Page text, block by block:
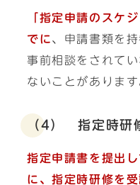
「指定申請のスケ
でに、申請書類を
事前相談をされて
ないことがあります
（4） 指定時研
指定申請書を提出
に、指定時研修を